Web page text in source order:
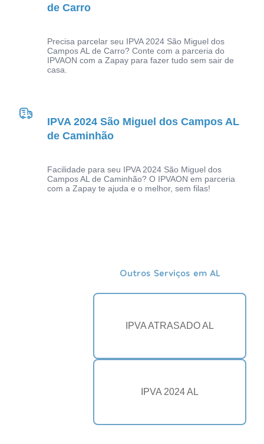
de Carro
Precisa parcelar seu IPVA 2024 São Miguel dos
Campos AL de Carro? Conte com a parceria do
IPVAON com a Zapay para fazer tudo sem sair de
casa.
IPVA 2024 São Miguel dos Campos AL
de Caminhão
Facilidade para seu IPVA 2024 São Miguel dos
Campos AL de Caminhão? O IPVAON em parceria
com a Zapay te ajuda e o melhor, sem filas!
Outros Serviços em AL
IPVA ATRASADO AL
IPVA 2024 AL